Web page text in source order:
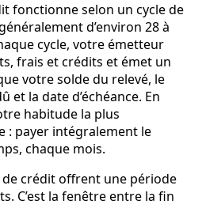
fonctionne selon un cycle de
d’environ 28 à
cycle, votre émetteur
frais et crédits et émet un
votre solde du relevé, le
et la date d’échéance. En
habitude la plus
: payer intégralement le
chaque mois.
crédit offrent une période
C’est la fenêtre entre la fin